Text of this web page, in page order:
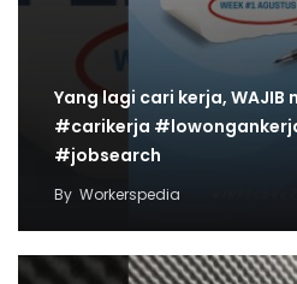
Yang lagi cari kerja,
#carikerja
#jobsearch
By Workerspedia